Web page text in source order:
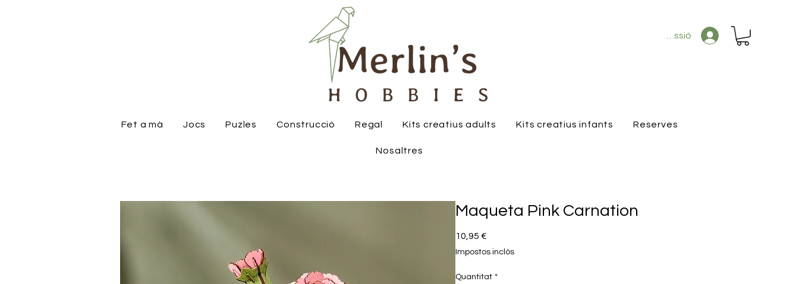
Inicia la sessió
Fet a mà Jocs Puzles Construcció Regal Kits creatius adults Kits creatius infants Reserves
Nosaltres
Maqueta Pink Carnation
10,95 €
Impostos inclòs
Quantitat *